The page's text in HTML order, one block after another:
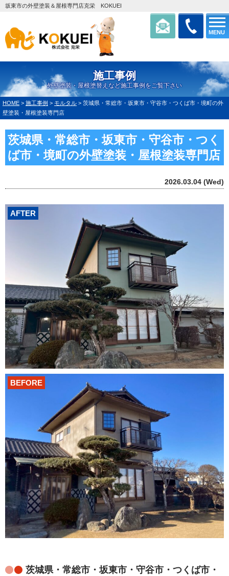
MENU
坂東市の外壁塗装＆屋根専門店克栄 KOKUEI
施工事例
外壁塗装・屋根塗替えなど施工事例をご覧下さい
HOME > 施工事例 > モルタル > 茨城県・常総市・坂東市・守谷市・つくば市・境町の外
壁塗装・屋根塗装専門店
茨城県・常総市・坂東市・守谷市・つく
ば市・境町の外壁塗装・屋根塗装専門店
2026.03.04 (Wed)
AFTER
BEFORE
茨城県・常総市・坂東市・守谷市・つくば市・